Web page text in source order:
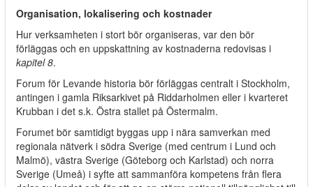
Organisation, lokalisering och kostnader
Hur verksamheten i stort bör organiseras, var den bör
förläggas och en uppskattning av kostnaderna redovisas i
kapitel 8.
Forum för Levande historia bör förläggas centralt i Stockholm,
antingen i gamla Riksarkivet på Riddarholmen eller i kvarteret
Krubban i det s.k. Östra stallet på Östermalm.
Forumet bör samtidigt byggas upp i nära samverkan med
regionala nätverk i södra Sverige (med centrum i Lund och
Malmö), västra Sverige (Göteborg och Karlstad) och norra
Sverige (Umeå) i syfte att sammanföra kompetens från flera